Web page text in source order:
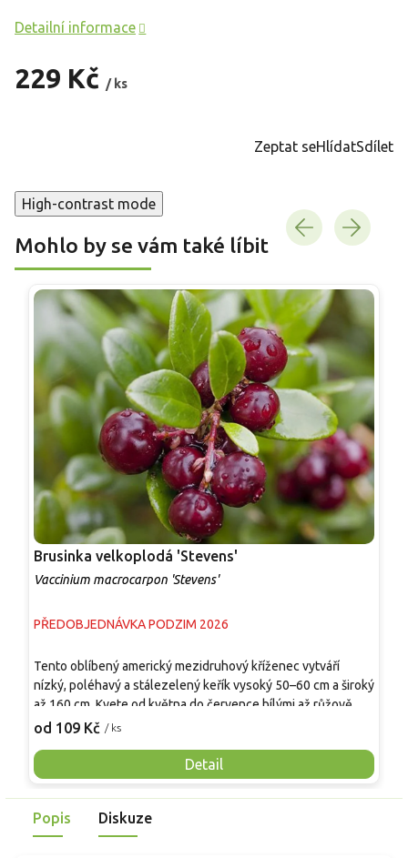
229 Kč / ks
Detailní informace
Zeptat seHlídatSdílet
High-contrast mode
Mohlo by se vám také líbit
Brusinka velkoplodá 'Stevens'
Vaccinium macrocarpon 'Stevens'
PŘEDOBJEDNÁVKA PODZIM 2026
od 109 Kč / ks
Detail
Tento oblíbený americký mezidruhový kříženec vytváří
nízký, poléhavý a stálezelený keřík vysoký 50–60 cm a široký
až 160 cm. Kvete od května do července bílými až růžově
zvonkovitými květy a od konce září dozrávají velké, 1,5–2 cm
pevnou, výrazně kyselou dužninou, která po mrazech mírně
zesládne. Rostlina vyniká odolností, hodí se do
kyselomilných výsadeb i nádob a plody jsou skvělé na
džemy, šťávy či sušení.
Popis Diskuze